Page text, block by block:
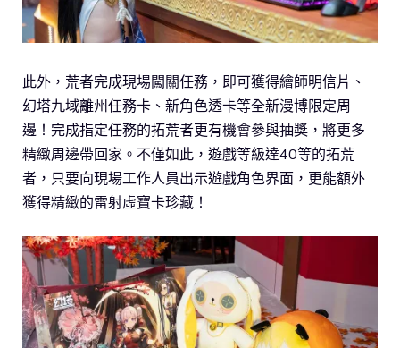
此外，荒者完成現場闖關任務，即可獲得繪師明信片、
幻塔九域離州任務卡、新角色透卡等全新漫博限定周
邊！完成指定任務的拓荒者更有機會參與抽獎，將更多
精緻周邊帶回家。不僅如此，遊戲等級達40等的拓荒
者，只要向現場工作人員出示遊戲角色界面，更能額外
獲得精緻的雷射虛寶卡珍藏！